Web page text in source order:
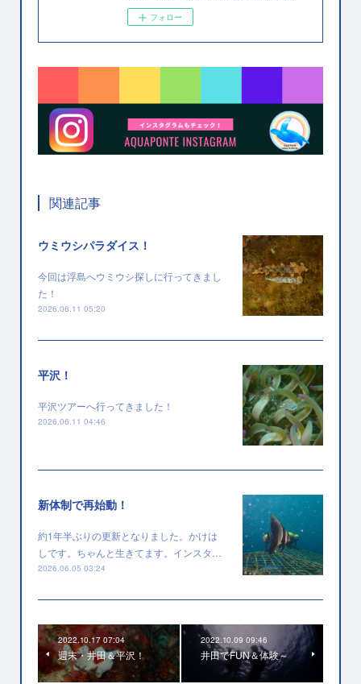
フォロー
関連記事
ウミウシパラダイス！
今回は浮島へウミウシ探しに行ってきまし
た！
2026.06.11 05:20
平沢！
平沢ツアーへ行ってきました！
2026.06.11 04:46
新体制で再始動！
約1年半ぶりの更新となりました。かけは
しです。ちゃんと生きてます。インスタ…
2026.06.05 03:24
2022.10.17 07:04
週末・井田＆平沢！
2022.10.09 09:46
井田でFUN＆体験～